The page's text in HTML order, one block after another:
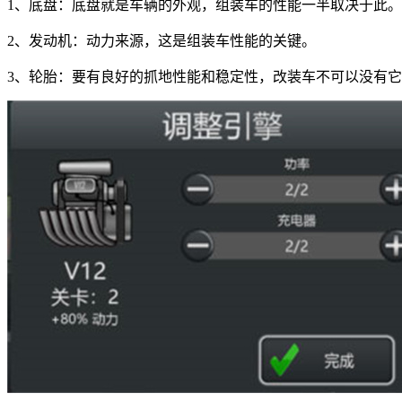
1、底盘：底盘就是车辆的外观，组装车的性能一半取决于此。
2、发动机：动力来源，这是组装车性能的关键。
3、轮胎：要有良好的抓地性能和稳定性，改装车不可以没有